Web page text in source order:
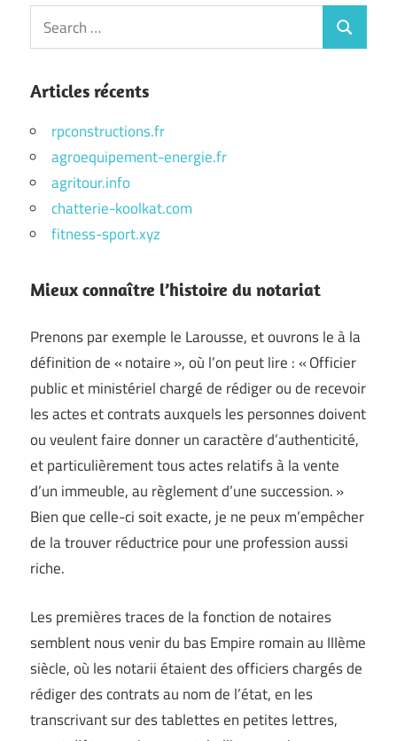
Search
for:
Search
Articles récents
rpconstructions.fr
agroequipement-energie.fr
agritour.info
chatterie-koolkat.com
fitness-sport.xyz
Mieux connaître l’histoire du notariat
Prenons par exemple le Larousse, et ouvrons le à la
définition de « notaire », où l’on peut lire : « Officier
public et ministériel chargé de rédiger ou de recevoir
les actes et contrats auxquels les personnes doivent
ou veulent faire donner un caractère d’authenticité,
et particulièrement tous actes relatifs à la vente
d’un immeuble, au règlement d’une succession. »
Bien que celle-ci soit exacte, je ne peux m’empêcher
de la trouver réductrice pour une profession aussi
riche.
Les premières traces de la fonction de notaires
semblent nous venir du bas Empire romain au IIIème
siècle, où les notarii étaient des officiers chargés de
rédiger des contrats au nom de l’état, en les
transcrivant sur des tablettes en petites lettres,